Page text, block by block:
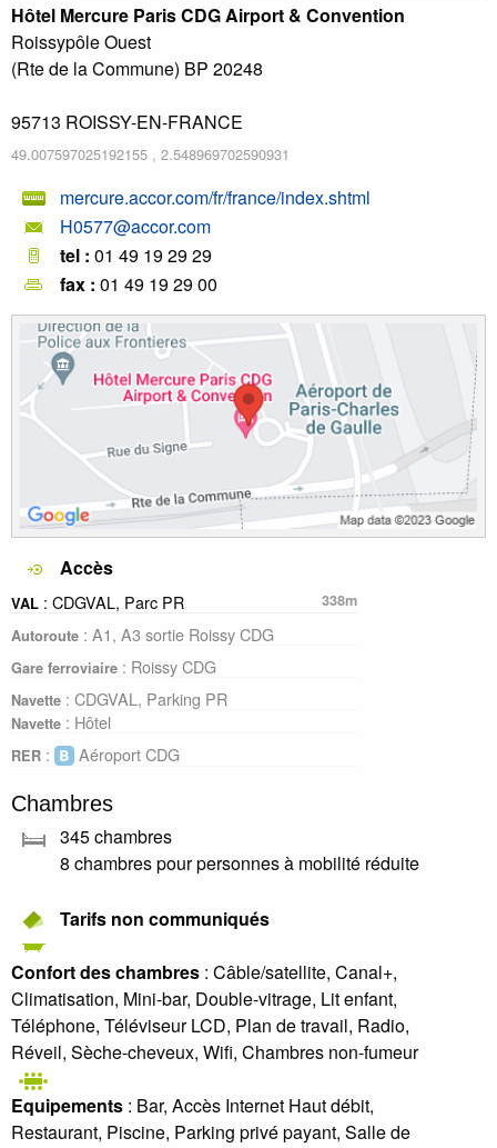
Hôtel Mercure Paris CDG Airport & Convention
Roissypôle Ouest
(Rte de la Commune) BP 20248
95713 ROISSY-EN-FRANCE
49.007597025192155 , 2.548969702590931
mercure.accor.com/fr/france/index.shtml
H0577@accor.com
tel : 01 49 19 29 29
fax : 01 49 19 29 00
Accès
VAL : CDGVAL, Parc PR
338m
Autoroute : A1, A3 sortie Roissy CDG
Gare ferroviaire : Roissy CDG
Navette : CDGVAL, Parking PR
Navette : Hôtel
RER : Aéroport CDG
Chambres
345 chambres
8 chambres pour personnes à mobilité réduite
Tarifs non communiqués
Confort des chambres : Câble/satellite, Canal+,
Climatisation, Mini-bar, Double-vitrage, Lit enfant,
Téléphone, Téléviseur LCD, Plan de travail, Radio,
Réveil, Sèche-cheveux, Wifi, Chambres non-fumeur
Equipements : Bar, Accès Internet Haut débit,
Restaurant, Piscine, Parking privé payant, Salle de